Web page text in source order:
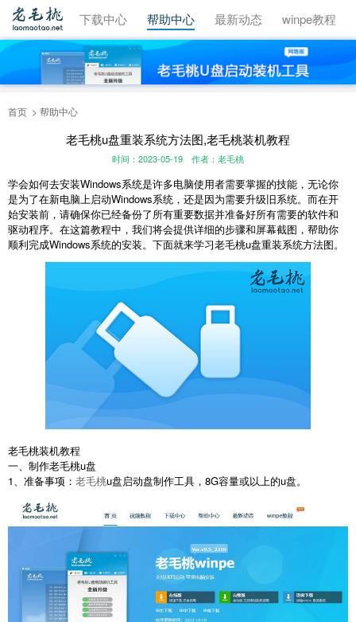
视频教程 下载中心 帮助中心 最新动态 winpe教程
首页 帮助中心
老毛桃u盘重装系统方法图,老毛桃装机教程
时间：2023-05-19 作者：老毛桃
学会如何去安装Windows系统是许多电脑使用者需要掌握的技能，无论你
是为了在新电脑上启动Windows系统，还是因为需要升级旧系统。而在开
始安装前，请确保你已经备份了所有重要数据并准备好所有需要的软件和
驱动程序。在这篇教程中，我们将会提供详细的步骤和屏幕截图，帮助你
顺利完成Windows系统的安装。下面就来学习老毛桃u盘重装系统方法图。
老毛桃装机教程
一、制作老毛桃u盘
1、准备事项： 老毛桃u盘启动盘制作工具，8G容量或以上的u盘。